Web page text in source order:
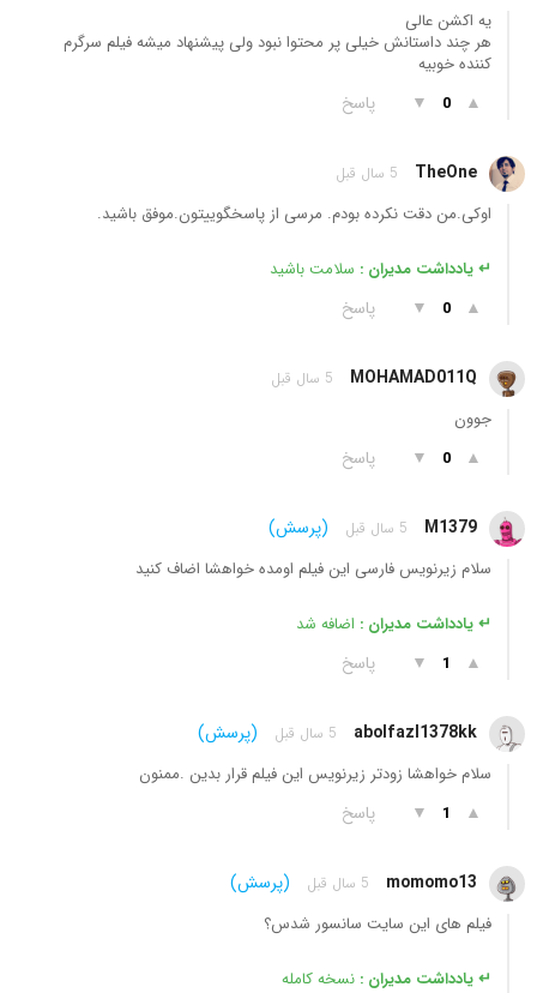
یه اکشن عالی
هر چند داستانش خیلی پر محتوا نبود ولی پیشنهاد میشه فیلم سرگرم
کننده خوبیه
▲
0
▼ پاسخ
TheOne 5 سال قبل
اوکی.من دقت نکرده بودم. مرسی از پاسخگوییتون.موفق باشید.
↵ یادداشت مدیران : سلامت باشید
▲
0
▼ پاسخ
MOHAMAD011Q 5 سال قبل
جوون
▲
0
▼ پاسخ
M1379 5 سال قبل (پرسش)
سلام زیرنویس فارسی این فیلم اومده خواهشا اضاف کنید
↵ یادداشت مدیران : اضافه شد
▲
1
▼ پاسخ
abolfazl1378kk 5 سال قبل (پرسش)
سلام خواهشا زودتر زیرنویس این فیلم قرار بدین .ممنون
▲
1
▼ پاسخ
momomo13 5 سال قبل (پرسش)
فیلم های این سایت سانسور شدس؟
↵ یادداشت مدیران : نسخه کامله